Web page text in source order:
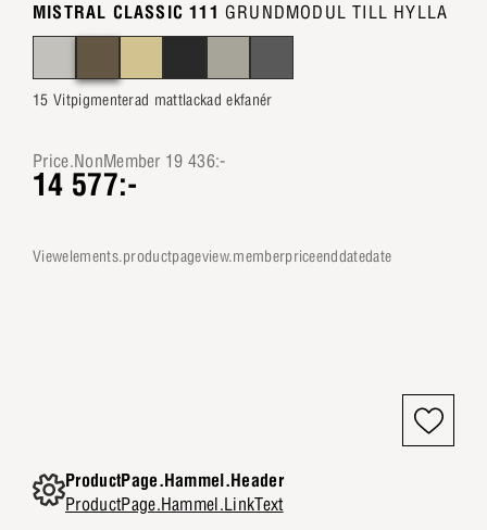
MISTRAL CLASSIC 111 GRUNDMODUL TILL HYLLA
15 Vitpigmenterad mattlackad ekfanér
Price.NonMember 19 436:-
14 577:-
viewelements.productpageview.memberpriceenddatedate
ProductPage.Hammel.Header
ProductPage.Hammel.LinkText